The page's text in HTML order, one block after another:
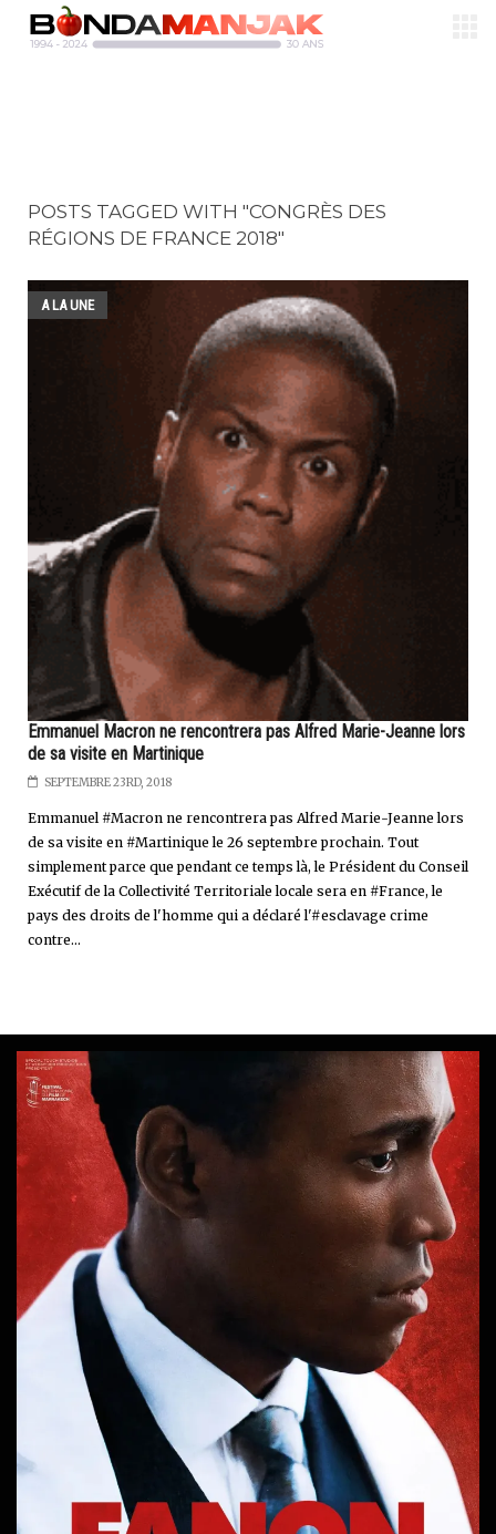
POSTS TAGGED WITH "CONGRÈS DES
RÉGIONS DE FRANCE 2018"
A LA UNE
Emmanuel Macron ne rencontrera pas Alfred Marie-Jeanne lors
de sa visite en Martinique
SEPTEMBRE 23RD, 2018
Emmanuel #Macron ne rencontrera pas Alfred Marie-Jeanne lors
de sa visite en #Martinique le 26 septembre prochain. Tout
simplement parce que pendant ce temps là, le Président du Conseil
Exécutif de la Collectivité Territoriale locale sera en #France, le
pays des droits de l'homme qui a déclaré l'#esclavage crime
contre...